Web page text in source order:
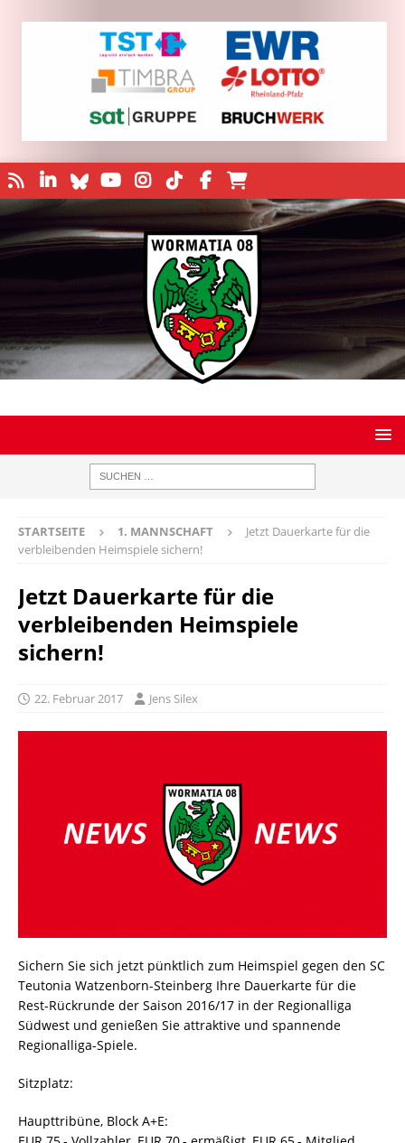
STARTSEITE 1. MANNSCHAFT
Jetzt Dauerkarte für die
verbleibenden Heimspiele sichern!
Jetzt Dauerkarte für die
verbleibenden Heimspiele
sichern!
22. Februar 2017 Jens Silex
Sichern Sie sich jetzt pünktlich zum Heimspiel gegen den SC
Teutonia Watzenborn-Steinberg Ihre Dauerkarte für die
Rest-Rückrunde der Saison 2016/17 in der Regionalliga
Südwest und genießen Sie attraktive und spannende
Regionalliga-Spiele.
Sitzplatz:
Haupttribüne, Block A+E: